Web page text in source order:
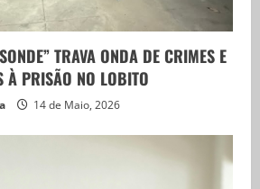
TRAVA ONDA DE CRIMES E
À PRISÃO NO LOBITO
14 de Maio, 2026